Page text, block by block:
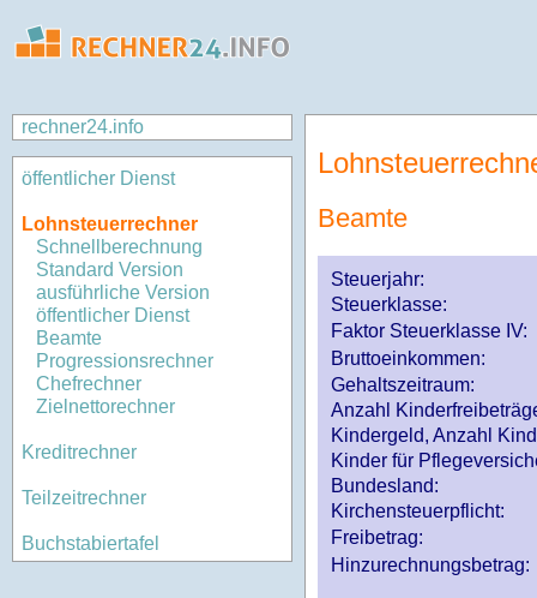
rechner24.info
öffentlicher Dienst
Lohnsteuerrechner
Schnellberechnung
Standard Version
ausführliche Version
öffentlicher Dienst
Beamte
Progressionsrechner
Chefrechner
Zielnettorechner
Kreditrechner
Teilzeitrechner
Buchstabiertafel
Beamte
Steuerjahr:
Steuerklasse:
Faktor Steuerklasse IV:
Bruttoeinkommen:
Gehaltszeitraum:
Anzahl
Kindergeld, Anzahl
Kinder für
Bundesland:
Kirchensteuerpflicht:
Freibetrag:
Hinzurechnungsbetrag: